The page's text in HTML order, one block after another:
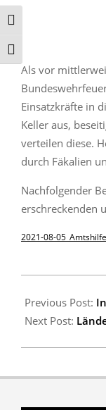
Umschalten auf
Schrift vergrößern
Als vor
Einsatzkräfte in
Keller aus,
verteilen diese.
durch Fäkalien
Nachfolgender
erschreckenden
2021-08-
08-
05
Previous Post:
Next Post: